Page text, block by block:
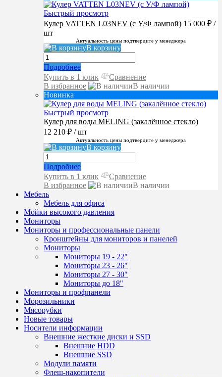
Быстрый просмотр
Кулер VATTEN L03NEV (с У/Ф лампой) 15 000 ₽ /
шт
Актуальность цены подтвердите у менеджера
В корзину
Подробнее
Купить в 1 клик
Сравнение
В избранное
В наличии
Новинка
Быстрый просмотр
Кулер для воды MELING (закалённое стекло)
12 210 ₽ / шт
Актуальность цены подтвердите у менеджера
В корзину
Подробнее
Купить в 1 клик
Сравнение
В избранное
В наличии
Мебель
Мебель для офиса
Мойки высокого давления
Мониторы
Мониторы и профессиональные панели
Кронштейны для мониторов и панелей
Мониторы
Мониторы 19 - 22"
Мониторы 23 - 26"
Мониторы 27 - 30"
Мониторы до 18"
Мониторы и профпанели
Морозильники
Мясорубки
Новые товары
Носители информации
Внешние жесткие диски и SSD
Внешние HDD
Внешние SSD
Модули памяти
Флеш-накопители